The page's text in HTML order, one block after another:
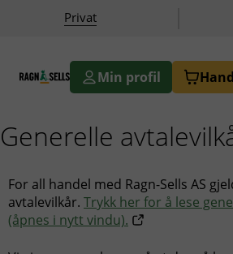
Privat
Ragn-Sells AS
Min profil
Generelle
For all handel med Ragn-Sells AS
avtalevilkår. Trykk her for å lese
(åpnes i nytt vindu).